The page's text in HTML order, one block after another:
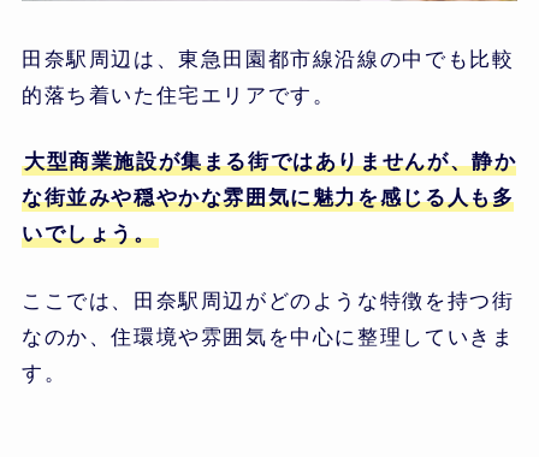
田奈駅周辺は、東急田園都市線沿線の中でも比較
的落ち着いた住宅エリアです。
大型商業施設が集まる街ではありませんが、静か
な街並みや穏やかな雰囲気に魅力を感じる人も多
いでしょう。
ここでは、田奈駅周辺がどのような特徴を持つ街
なのか、住環境や雰囲気を中心に整理していきま
す。